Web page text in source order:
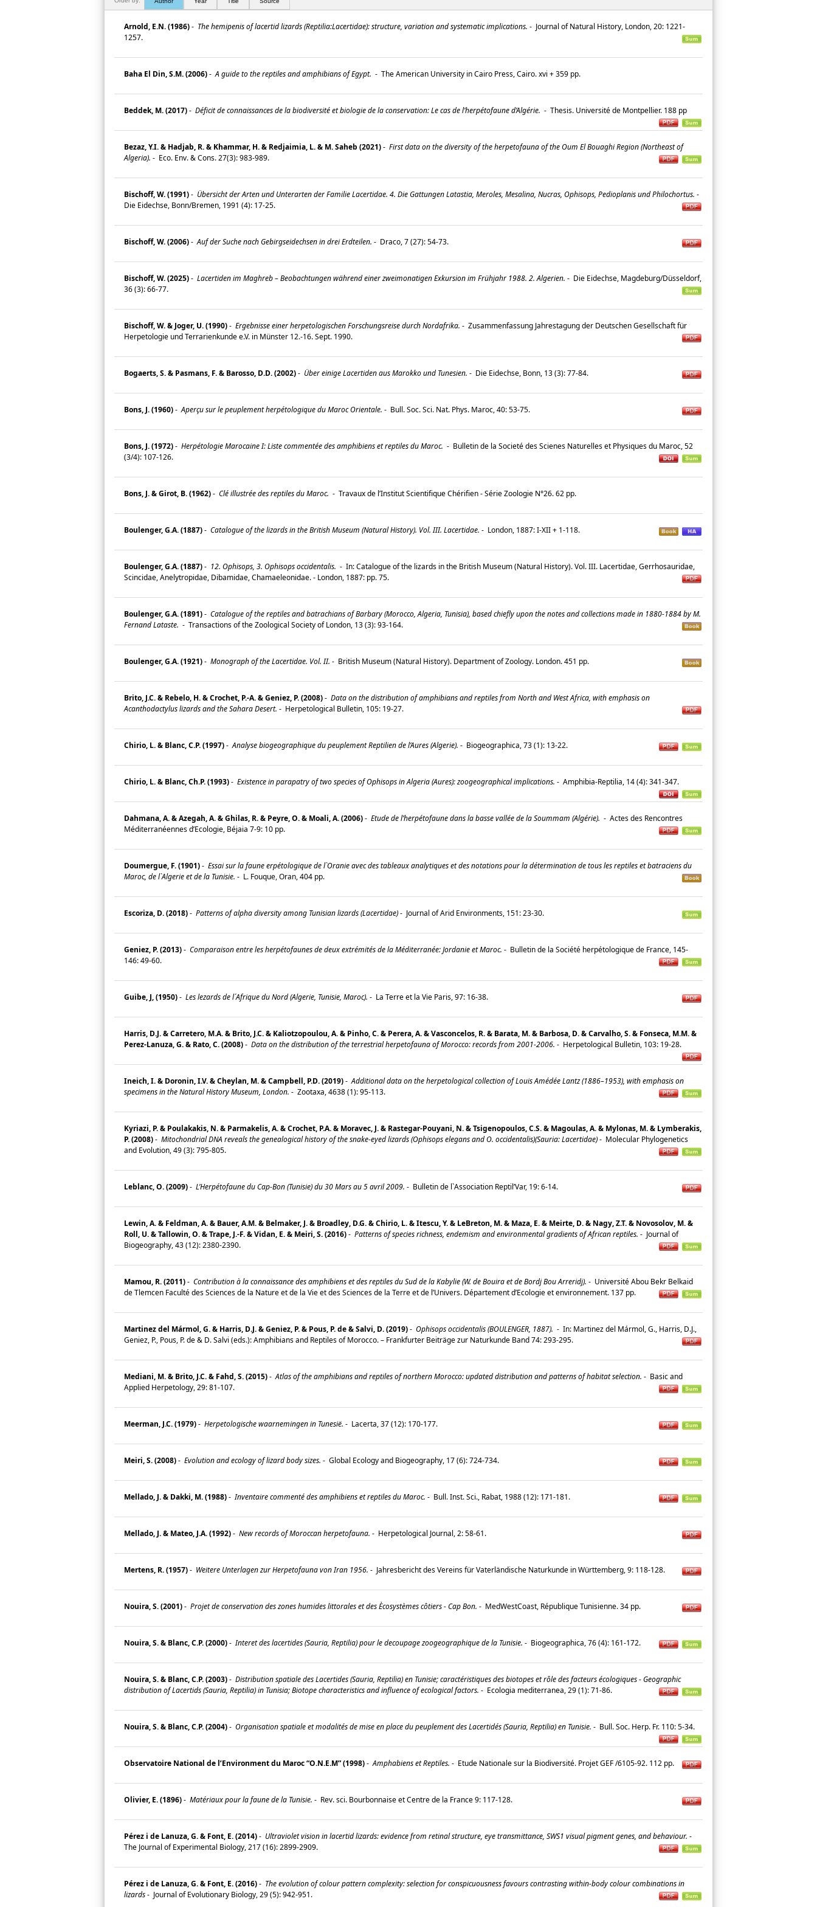
Arnold, E.N. (1986)- The hemipenis of lacertid lizards (Reptilia:Lacertidae): structure, variation and systematic implications. - Journal of Natural History, London, 20: 1221-
1257.
Baha El Din, S.M. (2006)- A guide to the reptiles and amphibians of Egypt. - The American University in Cairo Press, Cairo. xvi + 359 pp.
Beddek, M. (2017)- Déficit de connaissances de la biodiversité et biologie de la conservation: Le cas de l’herpétofaune d’Algérie. - Thesis. Université de Montpellier. 188 pp
Bezaz, Y.I. & Hadjab, R. & Khammar, H. & Redjaimia, L. & M. Saheb (2021)- First data on the diversity of the herpetofauna of the Oum El Bouaghi Region (Northeast of
Algeria). - Eco. Env. & Cons. 27(3): 983-989.
Bischoff, W. (1991)- Übersicht der Arten und Unterarten der Familie Lacertidae. 4. Die Gattungen Latastia, Meroles, Mesalina, Nucras, Ophisops, Pedioplanis und Philochortus. -
Die Eidechse, Bonn/Bremen, 1991 (4): 17-25.
Bischoff, W. (2006)- Auf der Suche nach Gebirgseidechsen in drei Erdteilen. - Draco, 7 (27): 54-73.
Bischoff, W. (2025)- Lacertiden im Maghreb – Beobachtungen während einer zweimonatigen Exkursion im Frühjahr 1988. 2. Algerien. - Die Eidechse, Magdeburg/Düsseldorf,
36 (3): 66-77.
Bischoff, W. & Joger, U. (1990)- Ergebnisse einer herpetologischen Forschungsreise durch Nordafrika. - Zusammenfassung Jahrestagung der Deutschen Gesellschaft für
Herpetologie und Terrarienkunde e.V. in Münster 12.-16. Sept. 1990.
Bogaerts, S. & Pasmans, F. & Barosso, D.D. (2002)- Über einige Lacertiden aus Marokko und Tunesien. - Die Eidechse, Bonn, 13 (3): 77-84.
Bons, J. (1960)- Aperçu sur le peuplement herpétologique du Maroc Orientale. - Bull. Soc. Sci. Nat. Phys. Maroc, 40: 53-75.
Bons, J. (1972)- Herpétologie Marocaine I: Liste commentée des amphibiens et reptiles du Maroc. - Bulletin de la Societé des Scienes Naturelles et Physiques du Maroc, 52
(3/4): 107-126.
Bons, J. & Girot, B. (1962)- Clé illustrée des reptiles du Maroc. - Travaux de l’Institut Scientifique Chérifien - Série Zoologie N°26. 62 pp.
Boulenger, G.A. (1887)- Catalogue of the lizards in the British Museum (Natural History). Vol. III. Lacertidae. - London, 1887: I-XII + 1-118.
Boulenger, G.A. (1887)- 12. Ophisops, 3. Ophisops occidentalis. - In: Catalogue of the lizards in the British Museum (Natural History). Vol. III. Lacertidae, Gerrhosauridae,
Scincidae, Anelytropidae, Dibamidae, Chamaeleonidae. - London, 1887: pp. 75.
Boulenger, G.A. (1891)- Catalogue of the reptiles and batrachians of Barbary (Morocco, Algeria, Tunisia), based chiefly upon the notes and collections made in 1880-1884 by M.
Fernand Lataste. - Transactions of the Zoological Society of London, 13 (3): 93-164.
Boulenger, G.A. (1921)- Monograph of the Lacertidae. Vol. II. - British Museum (Natural History). Department of Zoology. London. 451 pp.
Brito, J.C. & Rebelo, H. & Crochet, P.-A. & Geniez, P. (2008)- Data on the distribution of amphibians and reptiles from North and West Africa, with emphasis on
Acanthodactylus lizards and the Sahara Desert. - Herpetological Bulletin, 105: 19-27.
Chirio, L. & Blanc, C.P. (1997)- Analyse biogeographique du peuplement Reptilien de l’Aures (Algerie). - Biogeographica, 73 (1): 13-22.
Chirio, L. & Blanc, Ch.P. (1993)- Existence in parapatry of two species of Ophisops in Algeria (Aures): zoogeographical implications. - Amphibia-Reptilia, 14 (4): 341-347.
Dahmana, A. & Azegah, A. & Ghilas, R. & Peyre, O. & Moali, A. (2006)- Etude de l’herpétofaune dans la basse vallée de la Soummam (Algérie). - Actes des Rencontres
Méditerranéennes d’Ecologie, Béjaia 7-9: 10 pp.
Doumergue, F. (1901)- Essai sur la faune erpétologique de l`Oranie avec des tableaux analytiques et des notations pour la détermination de tous les reptiles et batraciens du
Maroc, de l`Algerie et de la Tunisie. - L. Fouque, Oran, 404 pp.
Escoriza, D. (2018)- Patterns of alpha diversity among Tunisian lizards (Lacertidae)- Journal of Arid Environments, 151: 23-30.
Geniez, P. (2013)- Comparaison entre les herpétofaunes de deux extrémités de la Méditerranée: Jordanie et Maroc. - Bulletin de la Société herpétologique de France, 145-
146: 49-60.
Guibe, J, (1950)- Les lezards de l´Afrique du Nord (Algerie, Tunisie, Maroc). - La Terre et la Vie Paris, 97: 16-38.
Harris, D.J. & Carretero, M.A. & Brito, J.C. & Kaliotzopoulou, A. & Pinho, C. & Perera, A. & Vasconcelos, R. & Barata, M. & Barbosa, D. & Carvalho, S. & Fonseca, M.M. &
Perez-Lanuza, G. & Rato, C. (2008)- Data on the distribution of the terrestrial herpetofauna of Morocco: records from 2001-2006. - Herpetological Bulletin, 103: 19-28.
Ineich, I. & Doronin, I.V. & Cheylan, M. & Campbell, P.D. (2019)- Additional data on the herpetological collection of Louis Amédée Lantz (1886–1953), with emphasis on
specimens in the Natural History Museum, London. - Zootaxa, 4638 (1): 95-113.
Kyriazi, P. & Poulakakis, N. & Parmakelis, A. & Crochet, P.A. & Moravec, J. & Rastegar-Pouyani, N. & Tsigenopoulos, C.S. & Magoulas, A. & Mylonas, M. & Lymberakis,
P. (2008)- Mitochondrial DNA reveals the genealogical history of the snake-eyed lizards (Ophisops elegans and O. occidentalis)(Sauria: Lacertidae)- Molecular Phylogenetics
and Evolution, 49 (3): 795-805.
Leblanc, O. (2009)- L’Herpétofaune du Cap-Bon (Tunisie) du 30 Mars au 5 avril 2009. - Bulletin de l`Association Reptil’Var, 19: 6-14.
Lewin, A. & Feldman, A. & Bauer, A.M. & Belmaker, J. & Broadley, D.G. & Chirio, L. & Itescu, Y. & LeBreton, M. & Maza, E. & Meirte, D. & Nagy, Z.T. & Novosolov, M. &
Roll, U. & Tallowin, O. & Trape, J.-F. & Vidan, E. & Meiri, S. (2016)- Patterns of species richness, endemism and environmental gradients of African reptiles. - Journal of
Biogeography, 43 (12): 2380-2390.
Mamou, R. (2011)- Contribution à la connaissance des amphibiens et des reptiles du Sud de la Kabylie (W. de Bouira et de Bordj Bou Arreridj). - Université Abou Bekr Belkaid
de Tlemcen Faculté des Sciences de la Nature et de la Vie et des Sciences de la Terre et de l’Univers. Département d’Ecologie et environnement. 137 pp.
Martinez del Mármol, G. & Harris, D.J. & Geniez, P. & Pous, P. de & Salvi, D. (2019)- Ophisops occidentalis (BOULENGER, 1887). - In: Martinez del Mármol, G., Harris, D.J.,
Geniez, P., Pous, P. de & D. Salvi (eds.): Amphibians and Reptiles of Morocco. – Frankfurter Beiträge zur Naturkunde Band 74: 293-295.
Mediani, M. & Brito, J.C. & Fahd, S. (2015)- Atlas of the amphibians and reptiles of northern Morocco: updated distribution and patterns of habitat selection. - Basic and
Applied Herpetology, 29: 81-107.
Meerman, J.C. (1979)- Herpetologische waarnemingen in Tunesië. - Lacerta, 37 (12): 170-177.
Meiri, S. (2008)- Evolution and ecology of lizard body sizes. - Global Ecology and Biogeography, 17 (6): 724-734.
Mellado, J. & Dakki, M. (1988)- Inventaire commenté des amphibiens et reptiles du Maroc. - Bull. Inst. Sci., Rabat, 1988 (12): 171-181.
Mellado, J. & Mateo, J.A. (1992)- New records of Moroccan herpetofauna. - Herpetological Journal, 2: 58-61.
Mertens, R. (1957)- Weitere Unterlagen zur Herpetofauna von Iran 1956. - Jahresbericht des Vereins für Vaterländische Naturkunde in Württemberg, 9: 118-128.
Nouira, S. (2001)- Projet de conservation des zones humides littorales et des Ècosystèmes côtiers - Cap Bon. - MedWestCoast, République Tunisienne. 34 pp.
Nouira, S. & Blanc, C.P. (2000)- Interet des lacertides (Sauria, Reptilia) pour le decoupage zoogeographique de la Tunisie. - Biogeographica, 76 (4): 161-172.
Nouira, S. & Blanc, C.P. (2003)- Distribution spatiale des Lacertides (Sauria, Reptilia) en Tunisie; caractéristiques des biotopes et rôle des facteurs écologiques - Geographic
distribution of Lacertids (Sauria, Reptilia) in Tunisia; Biotope characteristics and influence of ecological factors. - Ecologia mediterranea, 29 (1): 71-86.
Nouira, S. & Blanc, C.P. (2004)- Organisation spatiale et modalités de mise en place du peuplement des Lacertidés (Sauria, Reptilia) en Tunisie. - Bull. Soc. Herp. Fr. 110: 5-34.
Observatoire National de l’Environment du Maroc “O.N.E.M” (1998)- Amphabiens et Reptiles. - Etude Nationale sur la Biodiversité. Projet GEF /6105-92. 112 pp.
Olivier, E. (1896)- Matériaux pour la faune de la Tunisie. - Rev. sci. Bourbonnaise et Centre de la France 9: 117-128.
Pérez i de Lanuza, G. & Font, E. (2014)- Ultraviolet vision in lacertid lizards: evidence from retinal structure, eye transmittance, SWS1 visual pigment genes, and behaviour. -
The Journal of Experimental Biology, 217 (16): 2899-2909.
Pérez i de Lanuza, G. & Font, E. (2016)- The evolution of colour pattern complexity: selection for conspicuousness favours contrasting within-body colour combinations in
lizards- Journal of Evolutionary Biology, 29 (5): 942-951.